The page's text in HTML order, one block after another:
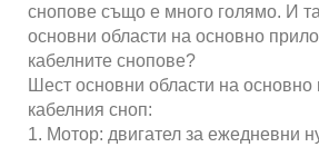
снопове също е много голямо. И
основни области на основно
кабелните снопове?
Шест основни области на
кабелния сноп:
1. Мотор: двигател за ежедневни